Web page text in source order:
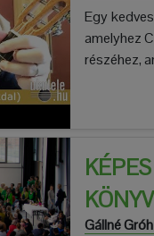
Egy
amelyhez
részéhez,
Gállné